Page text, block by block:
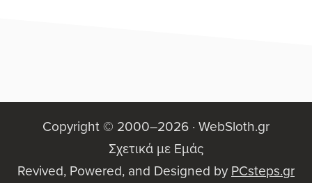
Footer
Copyright © 2000–2026 · WebSloth.gr
Σχετικά με Εμάς
Revived, Powered, and Designed by PCsteps.gr